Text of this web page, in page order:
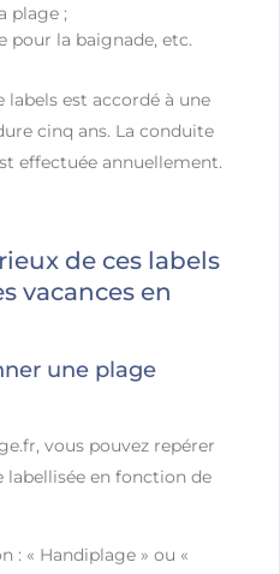
plage ;
pour la baignade, etc.
labels est accordé à une
cinq ans. La conduite
effectuée annuellement.
de ces labels
vacances en
une plage
vous pouvez repérer
en fonction de
: « Handiplage » ou «